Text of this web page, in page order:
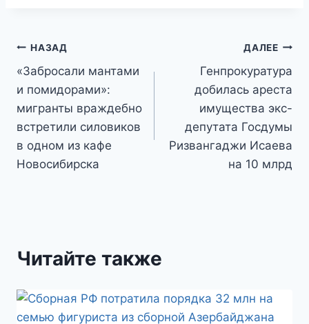
Навигация
по
записям
НАЗАД
«Забросали мантами
и помидорами»:
мигранты враждебно
встретили силовиков
в одном из кафе
Новосибирска
ДАЛЕЕ
Генпрокуратура
добилась ареста
имущества экс-
депутата Госдумы
Ризвангаджи Исаева
на 10 млрд
Читайте также